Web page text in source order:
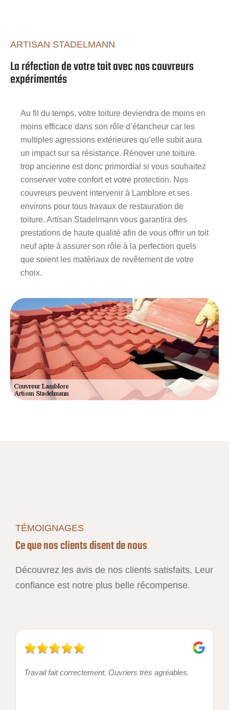
ARTISAN STADELMANN
La réfection de votre toit avec nos couvreurs
expérimentés
Au fil du temps, votre toiture deviendra de moins en
moins efficace dans son rôle d’étancheur car les
multiples agressions extérieures qu’elle subit aura
un impact sur sa résistance. Rénover une toiture
trop ancienne est donc primordial si vous souhaitez
conserver votre confort et votre protection. Nos
couvreurs peuvent intervenir à Lamblore et ses
environs pour tous travaux de restauration de
toiture. Artisan Stadelmann vous garantira des
prestations de haute qualité afin de vous offrir un toit
neuf apte à assurer son rôle à la perfection quels
que soient les matériaux de revêtement de votre
choix.
TÉMOIGNAGES
Ce que nos clients disent de nous
Découvrez les avis de nos clients satisfaits. Leur
confiance est notre plus belle récompense.
Travail fait correctement. Ouvriers très agréables.